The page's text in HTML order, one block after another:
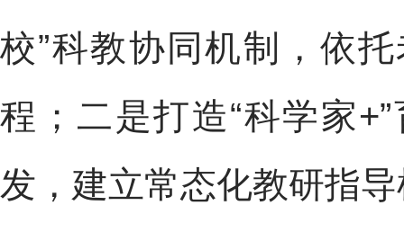
校”科教协同机制，依
程； 二是打造“科学家
发，建立常态化教研指